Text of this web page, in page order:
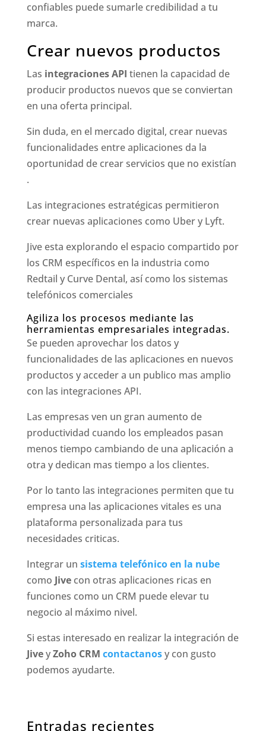
confiables puede sumarle credibilidad a tu
marca.
Crear nuevos productos
Las integraciones API tienen la capacidad de
producir productos nuevos que se conviertan
en una oferta principal.
Sin duda, en el mercado digital, crear nuevas
funcionalidades entre aplicaciones da la
oportunidad de crear servicios que no existían
.
Las integraciones estratégicas permitieron
crear nuevas aplicaciones como Uber y Lyft.
Jive esta explorando el espacio compartido por
los CRM específicos en la industria como
Redtail y Curve Dental, así como los sistemas
telefónicos comerciales
Agiliza los procesos mediante las
herramientas empresariales integradas.
Se pueden aprovechar los datos y
funcionalidades de las aplicaciones en nuevos
productos y acceder a un publico mas amplio
con las integraciones API.
Las empresas ven un gran aumento de
productividad cuando los empleados pasan
menos tiempo cambiando de una aplicación a
otra y dedican mas tiempo a los clientes.
Por lo tanto las integraciones permiten que tu
empresa una las aplicaciones vitales es una
plataforma personalizada para tus
necesidades criticas.
Integrar un sistema telefónico en la nube
como Jivecon otras aplicaciones ricas en
funciones como un CRM puede elevar tu
negocio al máximo nivel.
Si estas interesado en realizar la integración de
JiveyZoho CRM contactanosy con gusto
podemos ayudarte.
Entradas recientes